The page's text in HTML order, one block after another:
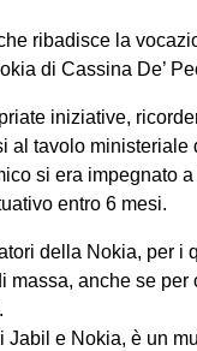
ribadisce la
di Cassina De’
iniziative,
al tavolo
si era impegnato
entro 6 mesi.
della Nokia, per i
massa, anche se
Jabil e Nokia, è un